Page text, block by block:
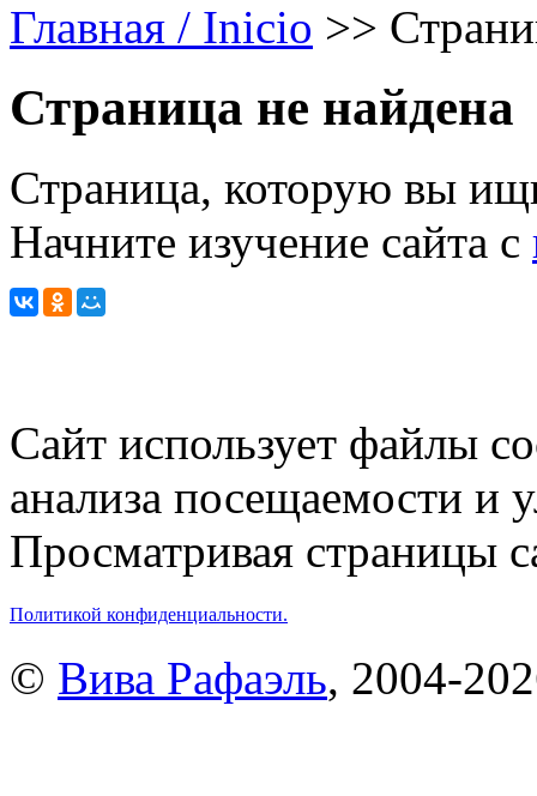
Главная / Inicio >>
Страница не найдена
Страница, которую вы
Начните изучение сайта с
Сайт использует файлы
анализа посещаемости и
Просматривая страницы
Политикой конфиденциальности.
© Вива Рафаэль, 2004-